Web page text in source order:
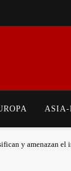
ASIA-
y amenazan